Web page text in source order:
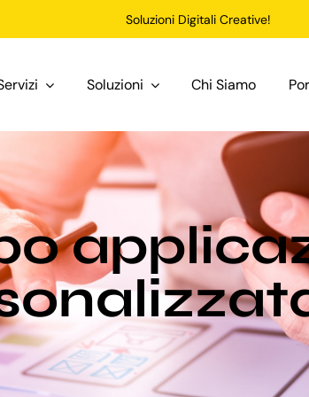
Soluzioni Digitali Creative!
Soluzioni Chi Siamo